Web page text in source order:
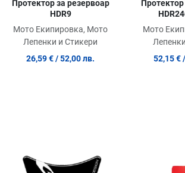
Протектор за резервоар
HDR9
Мото Екипировка, Мото
Лепенки и Стикери
26,59 € / 52,00 лв.
Мото
52,15 €
в любими